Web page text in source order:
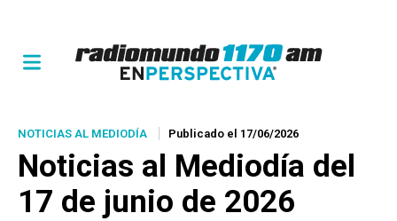
NOTICIAS AL MEDIODÍA Publicado el 17/06/2026
Noticias al Mediodía del
17 de junio de 2026